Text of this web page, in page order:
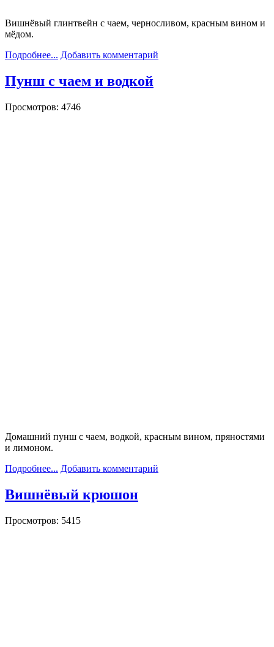
Вишнёвый глинтвейн с чаем, черносливом, красным вином и
мёдом.
Подробнее... Добавить комментарий
Пунш с чаем и водкой
Просмотров: 4746
Домашний пунш с чаем, водкой, красным вином, пряностями
и лимоном.
Подробнее... Добавить комментарий
Вишнёвый крюшон
Просмотров: 5415